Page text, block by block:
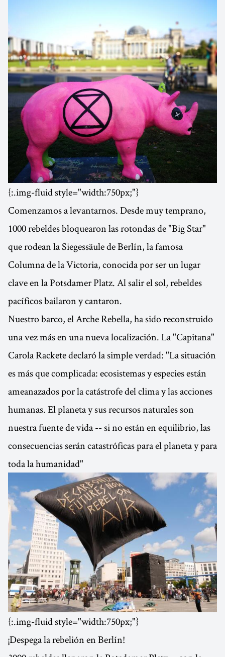
{:.img-fluid style="width:750px;"}
Comenzamos a levantarnos. Desde muy temprano,
1000 rebeldes bloquearon las rotondas de "Big Star"
que rodean la Siegessäule de Berlín, la famosa
Columna de la Victoria, conocida por ser un lugar
clave en la Potsdamer Platz. Al salir el sol, rebeldes
pacíficos bailaron y cantaron.
Nuestro barco, el Arche Rebella, ha sido reconstruido
una vez más en una nueva localización. La "Capitana"
Carola Rackete declaró la simple verdad: "La situación
es más que complicada: ecosistemas y especies están
ameanazados por la catástrofe del clima y las acciones
humanas. El planeta y sus recursos naturales son
nuestra fuente de vida -- si no están en equilibrio, las
consecuencias serán catastróficas para el planeta y para
toda la humanidad"
{:.img-fluid style="width:750px;"}
¡Despega la rebelión en Berlín!